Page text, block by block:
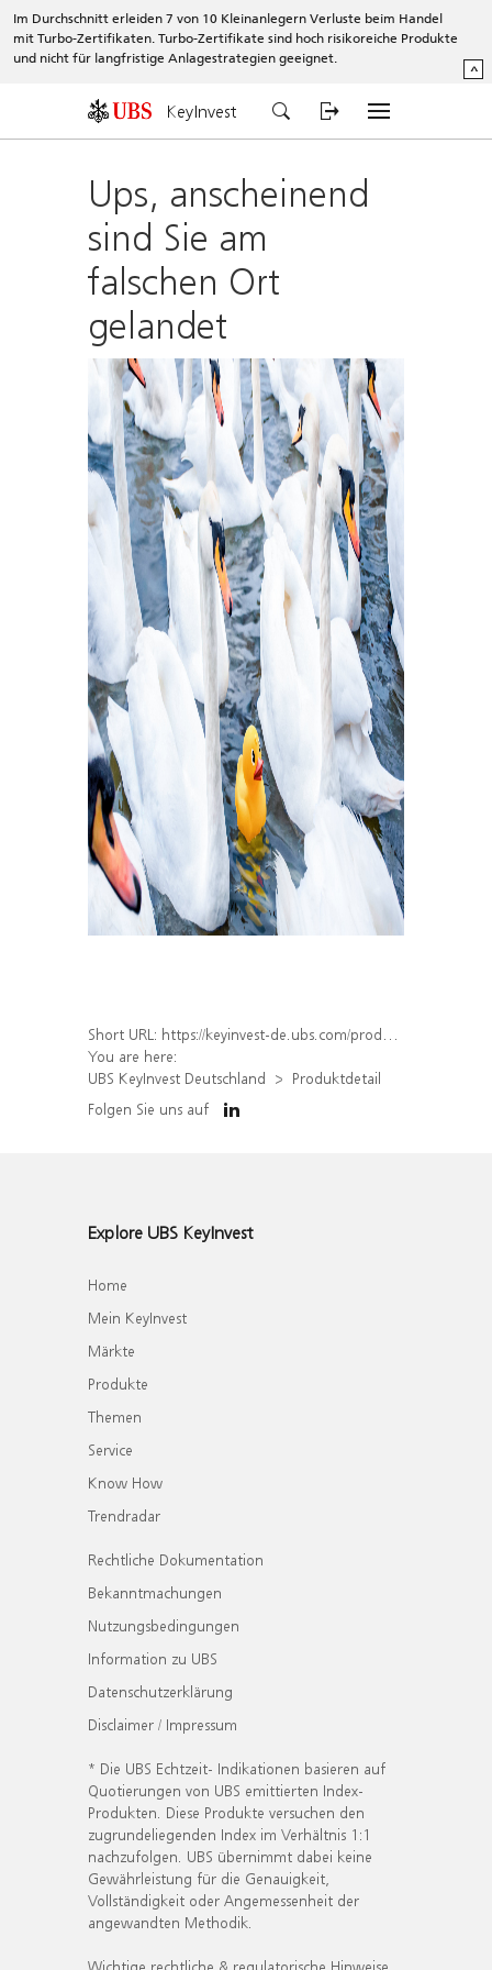
Im Durchschnitt erleiden 7 von 10 Kleinanlegern Verluste beim Handel
mit Turbo-Zertifikaten. Turbo-Zertifikate sind hoch risikoreiche Produkte
und nicht für langfristige Anlagestrategien geeignet.
^
KeyInvest
Ups, anscheinend
sind Sie am
falschen Ort
gelandet
Short URL: https://keyinvest-de.ubs.com/produkt/detail/index/isin/DE000WA6GQL8
You are here:
UBS KeyInvest Deutschland
Produktdetail
Folgen Sie uns auf
Explore UBS KeyInvest
Home
Mein KeyInvest
Märkte
Produkte
Themen
Service
Know How
Trendradar
Rechtliche Dokumentation
Bekanntmachungen
Nutzungsbedingungen
Information zu UBS
Datenschutzerklärung
Disclaimer / Impressum
* Die UBS Echtzeit- Indikationen basieren auf
Quotierungen von UBS emittierten Index-
Produkten. Diese Produkte versuchen den
zugrundeliegenden Index im Verhältnis 1:1
nachzufolgen. UBS übernimmt dabei keine
Gewährleistung für die Genauigkeit,
Vollständigkeit oder Angemessenheit der
angewandten Methodik.